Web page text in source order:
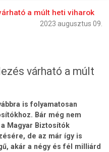
a múlt heti viharok
2023 augusztus 09.
várható a múlt
is folyamatosan
Bár még nem
Magyar Biztosítók
de az már így is
akár a négy és fél milliárd